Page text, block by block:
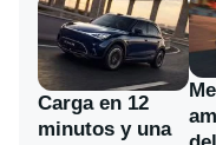
Carga en 12
minutos y una